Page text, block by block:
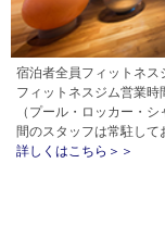
宿泊者全員フィットネス
フィットネスジム営業
（プール・ロッカー・
間のスタッフは常駐して
詳しくはこちら＞＞